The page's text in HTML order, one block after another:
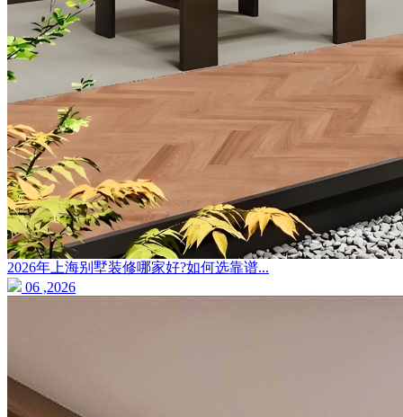
2026年上海别墅装修哪家好?如何选靠谱...
06 ,2026